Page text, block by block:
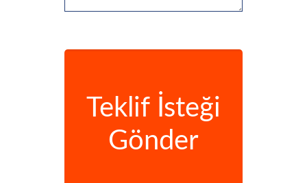
Teklif İsteği
Gönder